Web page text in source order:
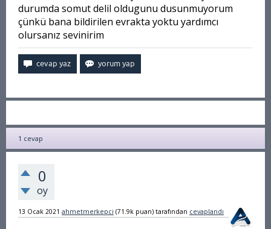
durumda somut delil oldugunu dusunmuyorum
çünkü bana bildirilen evrakta yoktu yardımcı
olursanız sevinirim
1 cevap
0
oy
13 Ocak 2021 ahmetmerkepci (71.9k puan) tarafından cevaplandı